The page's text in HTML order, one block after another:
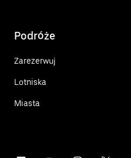
Podróże
Zarezerwuj
Lotniska
Miasta